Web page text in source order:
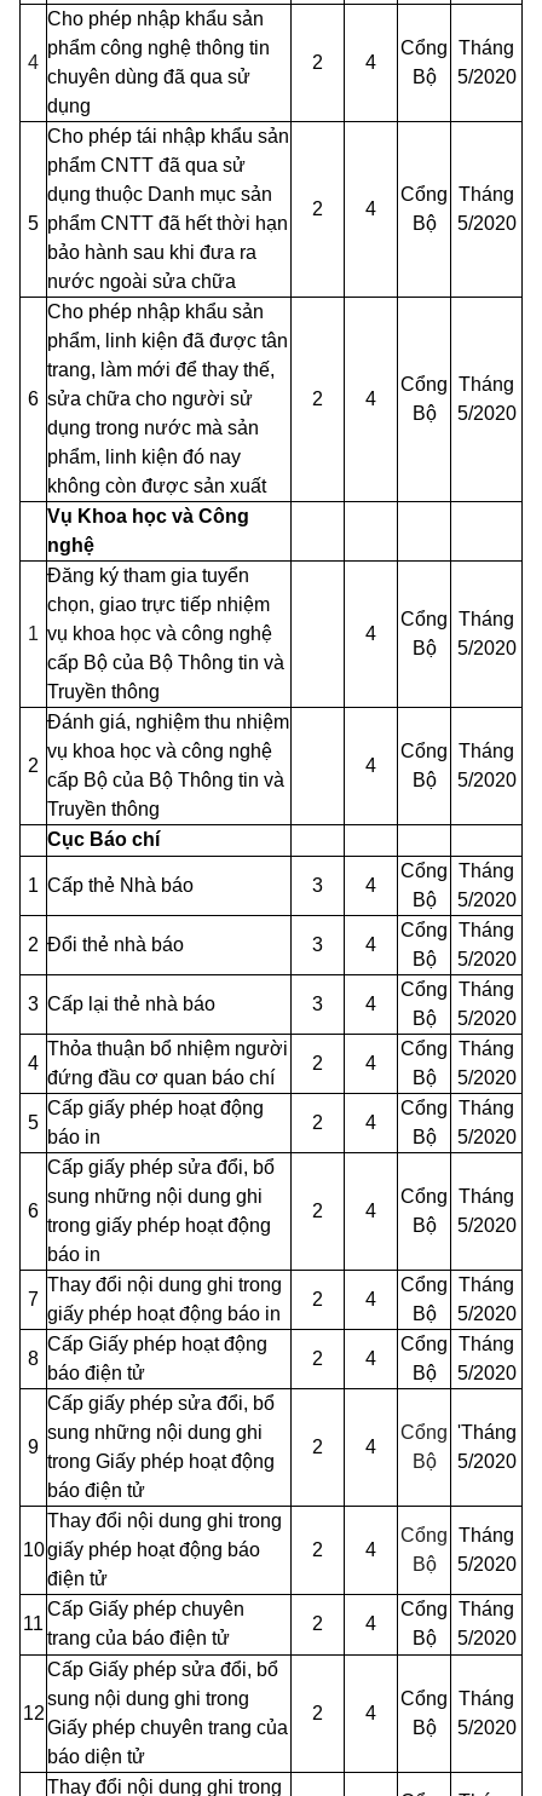
4
Cho phép nhập khẩu sản
phẩm công nghệ thông tin
chuyên dùng đã qua sử
dụng
2 4
Cổng
Bộ
Tháng
5/2020
5
Cho phép tái nhập khẩu sản
phẩm CNTT đã qua sử
dụng thuộc Danh mục sản
phẩm CNTT đã hết thời hạn
bảo hành sau khi đưa ra
nước ngoài sửa chữa
2 4
Cổng
Bộ
Tháng
5/2020
6
Cho phép nhập khẩu sản
phẩm, linh kiện đã được tân
trang, làm mới để thay thế,
sửa chữa cho người sử
dụng trong nước mà sản
phẩm, linh kiện đó nay
không còn được sản xuất
2 4
Cổng
Bộ
Tháng
5/2020
Vụ Khoa học và Công
nghệ
1
Đăng ký tham gia tuyển
chọn, giao trực tiếp nhiệm
vụ khoa học và công nghệ
cấp Bộ của Bộ Thông tin và
Truyền thông
4
Cổng
Bộ
Tháng
5/2020
2
Đánh giá, nghiệm thu nhiệm
vụ khoa học và công nghệ
cấp Bộ của Bộ Thông tin và
Truyền thông
4
Cổng
Bộ
Tháng
5/2020
Cục Báo chí
1 Cấp thẻ Nhà báo 3 4
Cổng
Bộ
Tháng
5/2020
2 Đổi thẻ nhà báo 3 4
Cổng
Bộ
Tháng
5/2020
3 Cấp lại thẻ nhà báo 3 4
Cổng
Bộ
Tháng
5/2020
4
Thỏa thuận bổ nhiệm người
đứng đầu cơ quan báo chí
2 4
Cổng
Bộ
Tháng
5/2020
5
Cấp giấy phép hoạt động
báo in
2 4
Cổng
Bộ
Tháng
5/2020
6
Cấp giấy phép sửa đổi, bổ
sung những nội dung ghi
trong giấy phép hoạt động
báo in
2 4
Cổng
Bộ
Tháng
5/2020
7
Thay đổi nội dung ghi trong
giấy phép hoạt động báo in
2 4
Cổng
Bộ
Tháng
5/2020
8
Cấp Giấy phép hoạt động
báo điện tử
2 4
Cổng
Bộ
Tháng
5/2020
9
Cấp giấy phép sửa đổi, bổ
sung những nội dung ghi
trong Giấy phép hoạt động
báo điện tử
2 4
Cổng
Bộ
'Tháng
5/2020
10
Thay đổi nội dung ghi trong
giấy phép hoạt động báo
điện tử
2 4
Cổng
Bộ
Tháng
5/2020
11
Cấp Giấy phép chuyên
trang của báo điện tử
2 4
Cổng
Bộ
Tháng
5/2020
12
Cấp Giấy phép sửa đổi, bổ
sung nội dung ghi trong
Giấy phép chuyên trang của
báo diện tử
2 4
Cổng
Bộ
Tháng
5/2020
Thay đổi nội dung ghi trong